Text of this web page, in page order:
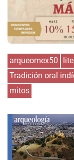
arqueomex50
Tradición oral
mitos